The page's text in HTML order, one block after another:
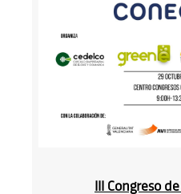
III Congreso